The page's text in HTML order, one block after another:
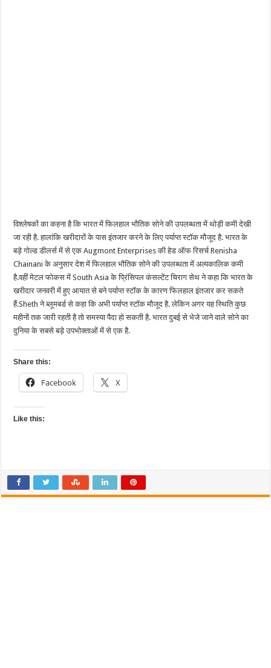
विश्लेषकों का कहना है कि भारत में फिलहाल भौतिक सोने की उपलब्धता में थोड़ी कमी देखी
जा रही है. हालांकि खरीदारों के पास इंतजार करने के लिए पर्याप्त स्टॉक मौजूद है. भारत के
बड़े गोल्ड डीलर्स में से एक Augmont Enterprises की हेड ऑफ रिसर्च Renisha
Chainani के अनुसार देश में फिलहाल भौतिक सोने की उपलब्धता में अल्पकालिक कमी
है.वहीं मेटल फोकस में South Asia के प्रिंसिपल कंसल्टेंट चिराग सेथ ने कहा कि भारत के
खरीदार जनवरी में हुए आयात से बने पर्याप्त स्टॉक के कारण फिलहाल इंतजार कर सकते
हैं.Sheth ने ब्लूमबर्ड से कहा कि अभी पर्याप्त स्टॉक मौजूद है. लेकिन अगर यह स्थिति कुछ
महीनों तक जारी रहती है तो समस्या पैदा हो सकती है. भारत दुबई से भेजे जाने वाले सोने का
दुनिया के सबसे बड़े उपभोक्ताओं में से एक है.
Share this:
Facebook X
Like this: